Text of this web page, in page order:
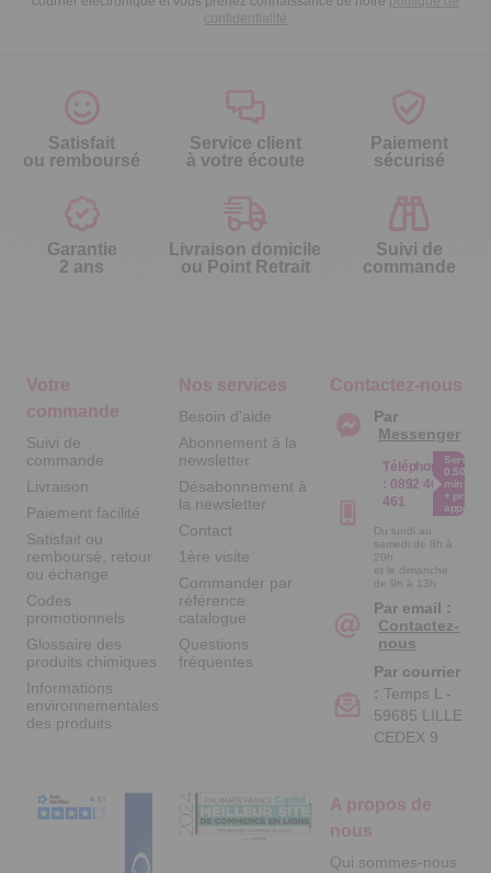
Satisfait
ou remboursé
Service client
à votre écoute
Paiement
sécurisé
Garantie
2 ans
Livraison domicile
ou Point Retrait
Suivi de
commande
commande
Suivi de
commande
Livraison
Paiement facilité
Satisfait ou
remboursé, retour
ou échange
Codes
promotionnels
Glossaire des
produits chimiques
Informations
environnementales
des produits
Besoin d'aide
Abonnement à la
newsletter
Désabonnement à
la newsletter
Contact
1ère visite
Commander par
référence
catalogue
Questions
fréquentes
nous
Qui sommes-nous
?
Par
Messenger
Téléphone
: 0892 461
461
Service
0.50€ /
min
+ prix
appel
Du lundi au
samedi de 8h à
20h
et le dimanche
de 9h à 13h
Par email :
Contactez-
nous
Par courrier
: Temps L -
59685 LILLE
CEDEX 9